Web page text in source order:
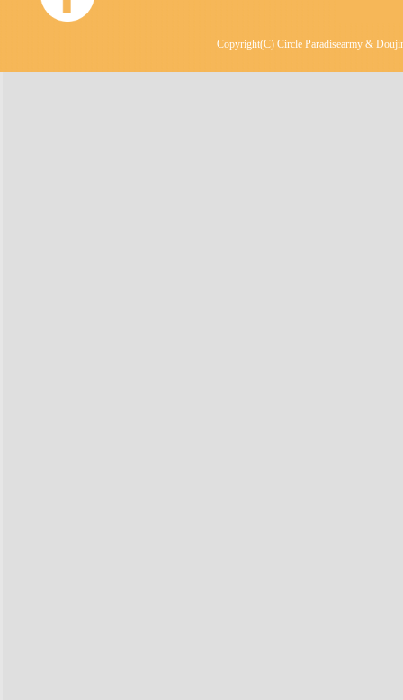
Copyright(C) Circle Paradisearmy &